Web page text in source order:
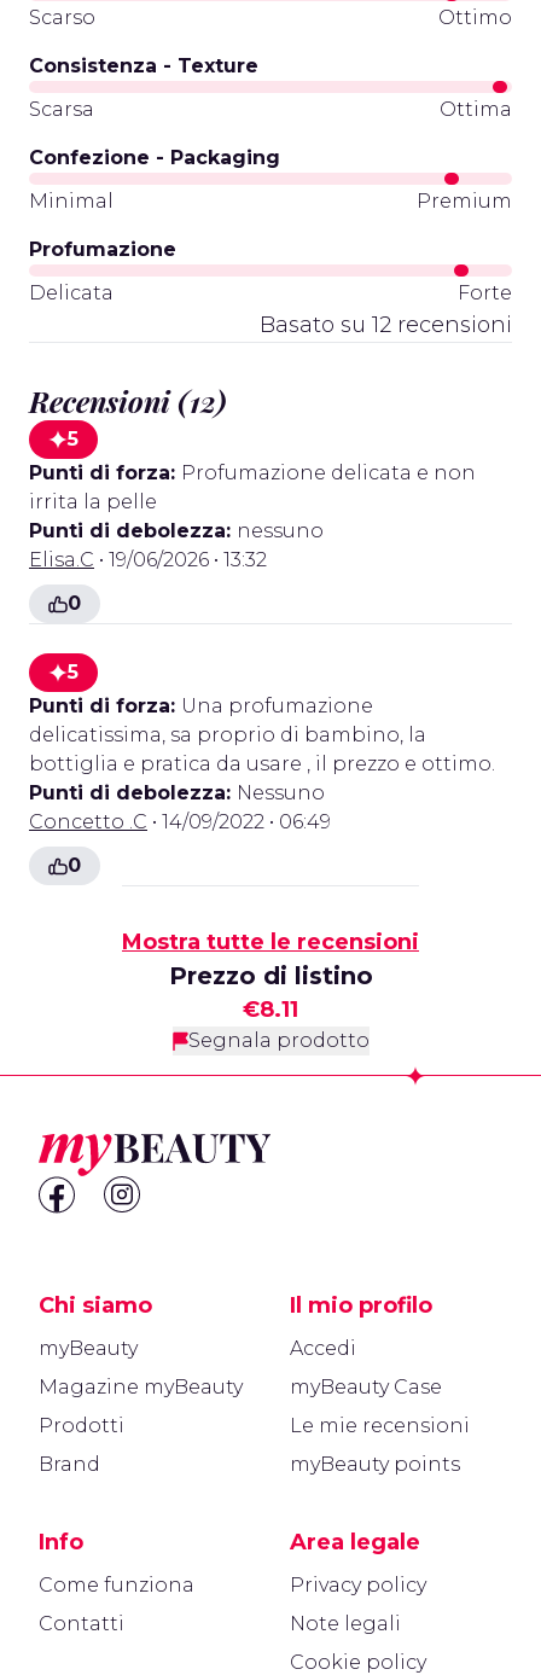
Scarso
Ottimo
Consistenza - Texture
Scarsa
Ottima
Confezione - Packaging
Minimal
Premium
Profumazione
Delicata
Forte
Basato su 12 recensioni
Recensioni (12)
5
Punti di forza: Profumazione delicata e non
irrita la pelle
Punti di debolezza: nessuno
Elisa.C • 19/06/2026 • 13:32
0
5
Punti di forza: Una profumazione
delicatissima, sa proprio di bambino, la
bottiglia e pratica da usare , il prezzo e ottimo.
Punti di debolezza: Nessuno
Concetto .C • 14/09/2022 • 06:49
0
Mostra tutte le recensioni
Prezzo di listino
€8.11
Segnala prodotto
Chi siamo
myBeauty
Magazine myBeauty
Prodotti
Brand
Info
Come funziona
Contatti
Il mio profilo
Accedi
myBeauty Case
Le mie recensioni
myBeauty points
Area legale
Privacy policy
Note legali
Cookie policy